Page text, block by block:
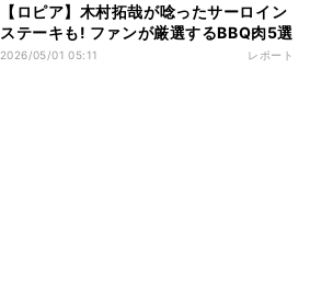
【ロピア】木村拓哉が唸ったサーロイン
ステーキも! ファンが厳選するBBQ肉5選
2026/05/01 05:11 レポート